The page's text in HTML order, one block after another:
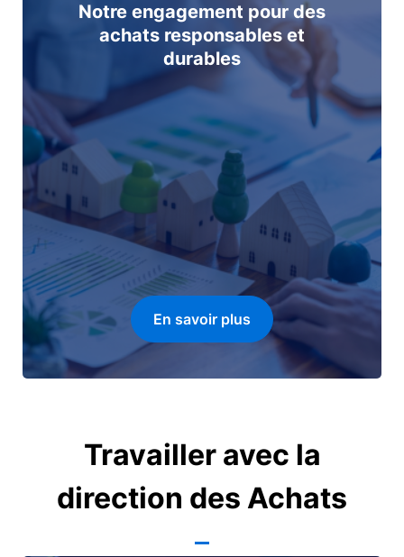
Notre engagement pour des
achats responsables et
durables
En savoir plus
Travailler avec la
direction des Achats